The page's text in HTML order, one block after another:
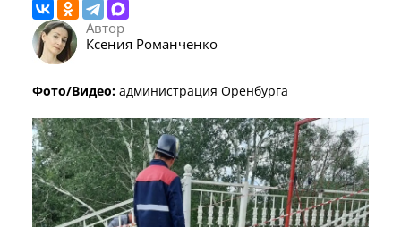
Автор
Ксения Романченко
Фото/Видео: администрация Оренбурга